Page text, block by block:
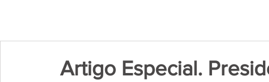
Artigo Especial.